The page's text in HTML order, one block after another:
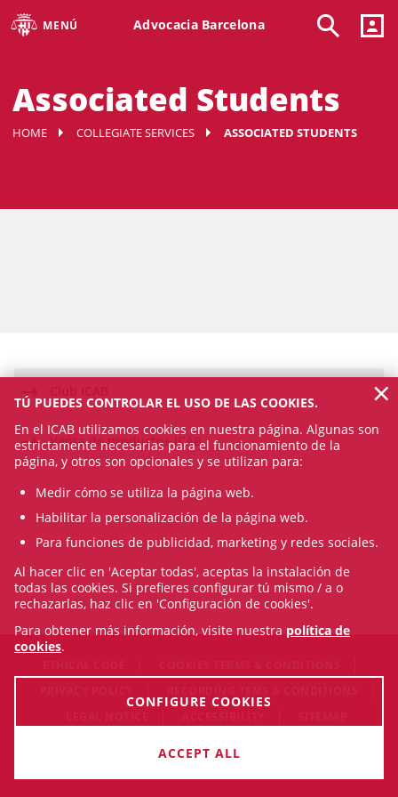
MENÚ Advocacia Barcelona
Associated Students
HOME COLLEGIATE SERVICES ASSOCIATED STUDENTS
Venta de productos ICAB
© Fri Aug 07 17:52:07 CEST 2026 Il·lustre Col·legi de l'Advocacia
TÚ PUEDES CONTROLAR EL USO DE LAS COOKIES.
En el ICAB utilizamos cookies en nuestra página. Algunas son
estrictamente necesarias para el funcionamiento de la
página, y otros son opcionales y se utilizan para:
Medir cómo se utiliza la página web.
Habilitar la personalización de la página web.
Para funciones de publicidad, marketing y redes sociales.
Al hacer clic en 'Aceptar todas', aceptas la instalación de
todas las cookies. Si prefieres configurar tú mismo / a o
rechazarlas, haz clic en 'Configuración de cookies'.
Para obtener más información, visite nuestra política de
cookies.
CONFIGURE COOKIES
ACCEPT ALL
×